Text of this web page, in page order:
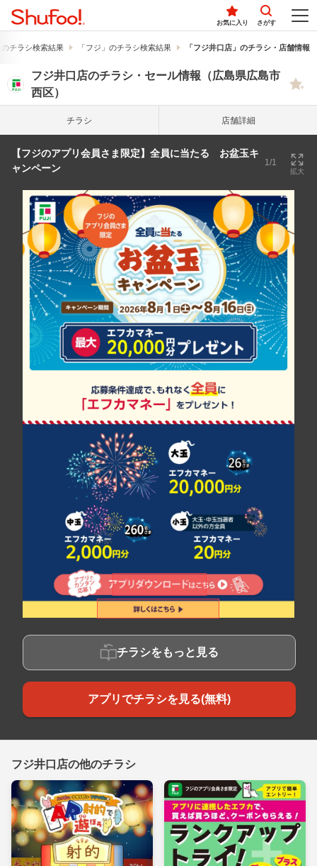
お気に入り さがす
チラシ検索結果 「フジ」のチラシ検索結果 「フジ井口店」のチラシ・店舗情報
フジ井口店のチラシ・セール情報（広島県広島市
西区）
チラシ 店舗詳細
【フジのアプリ会員さま限定】全員に当たる お盆玉キ
ャンペーン
1/1
拡大
チラシをもっと見る
アプリでチラシを見る(無料)
フジ井口店の他のチラシ